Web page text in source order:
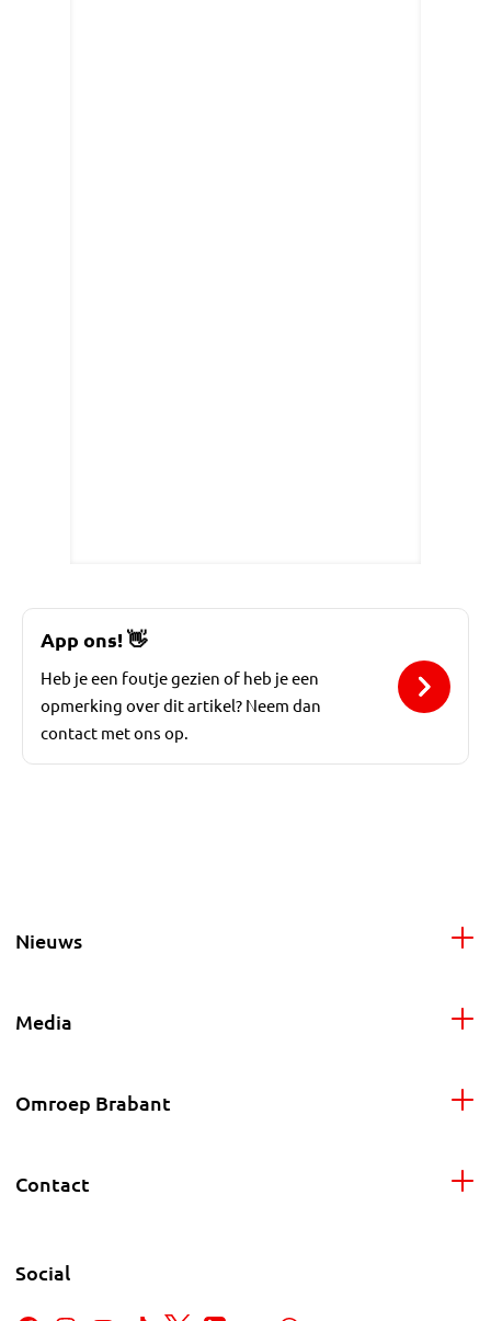
App ons!👋
Heb je een foutje gezien of heb je een
opmerking over dit artikel? Neem dan
contact met ons op.
Nieuws
Media
Omroep Brabant
Contact
Social